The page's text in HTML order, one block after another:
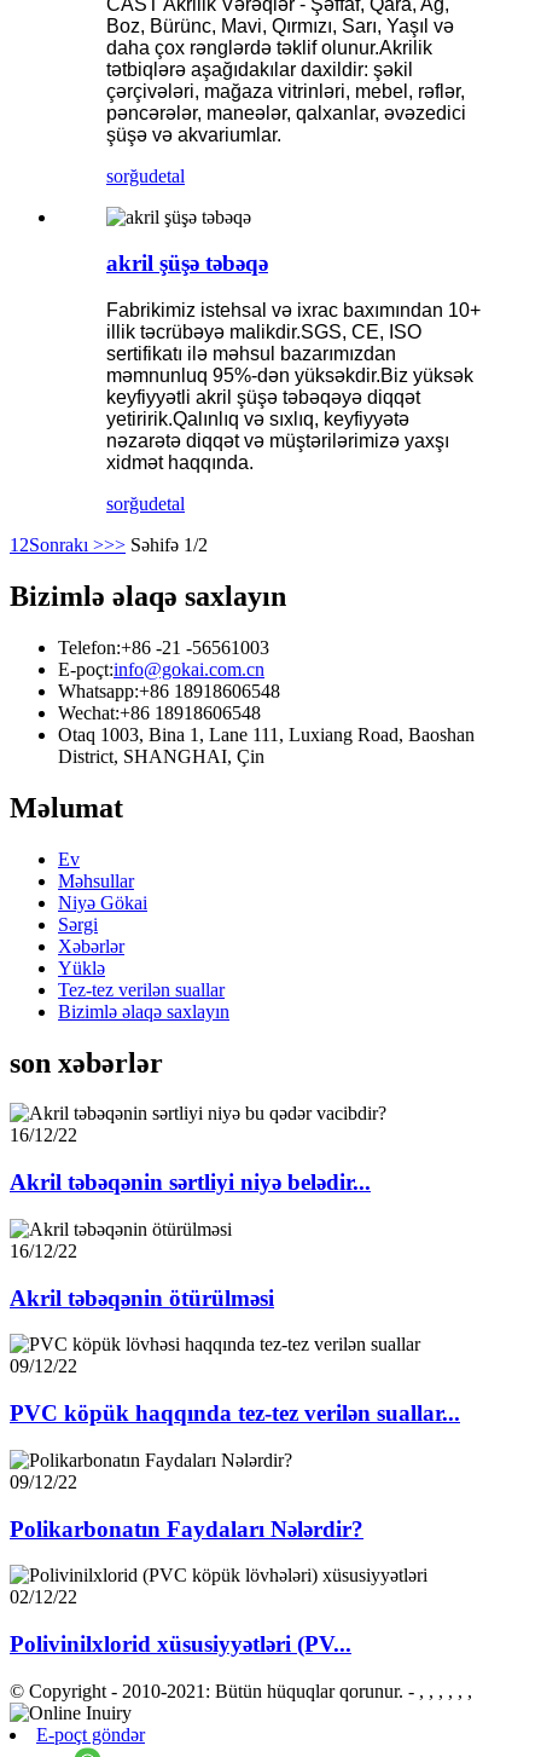
Boz, Bürünc, Mavi, Qırmızı, Sarı, Yaşıl və
daha çox rənglərdə təklif olunur.Akrilik
tətbiqlərə aşağıdakılar daxildir: şəkil
çərçivələri, mağaza vitrinləri, mebel, rəflər,
pəncərələr, maneələr, qalxanlar, əvəzedici
şüşə və akvariumlar.
sorğudetal
akril şüşə təbəqə
Fabrikimiz istehsal və ixrac baxımından 10+
illik təcrübəyə malikdir.SGS, CE, ISO
sertifikatı ilə məhsul bazarımızdan
məmnunluq 95%-dən yüksəkdir.Biz yüksək
keyfiyyətli akril şüşə təbəqəyə diqqət
yetiririk.Qalınlıq və sıxlıq, keyfiyyətə
nəzarətə diqqət və müştərilərimizə yaxşı
xidmət haqqında.
sorğudetal
1 2Sonrakı >>> Səhifə 1/2
Bizimlə əlaqə saxlayın
Telefon:+86 -21 -56561003
E-poçt:info@gokai.com.cn
Whatsapp:+86 18918606548
Wechat:+86 18918606548
Otaq 1003, Bina 1, Lane 111, Luxiang Road, Baoshan
District, SHANGHAI, Çin
Məlumat
Ev
Məhsullar
Niyə Gökai
Sərgi
Xəbərlər
Yüklə
Tez-tez verilən suallar
Bizimlə əlaqə saxlayın
son xəbərlər
16/12/22
Akril təbəqənin sərtliyi niyə belədir...
16/12/22
Akril təbəqənin ötürülməsi
09/12/22
PVC köpük haqqında tez-tez verilən suallar...
09/12/22
Polikarbonatın Faydaları Nələrdir?
02/12/22
Polivinilxlorid xüsusiyyətləri (PV...
© Copyright - 2010-2021: Bütün hüquqlar qorunur. - , , , , , ,
E-poçt göndər